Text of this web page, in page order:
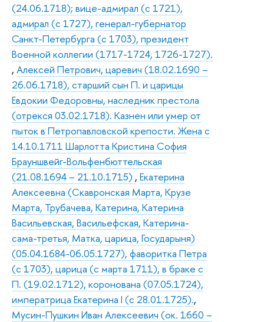
(24.06.1718); вице-адмирал (с 1721),
адмирал (с 1727), генерал-губернатор
Санкт-Петербурга (с 1703), президент
Военной коллегии (1717-1724, 1726-1727).
, Алексей Петрович, царевич (18.02.1690 –
26.06.1718), старший сын П. и царицы
Евдокии Федоровны, наследник престола
(отрекся 03.02.1718). Казнен или умер от
пыток в Петропавловской крепости. Жена с
14.10.1711 Шарлотта Кристина София
Брауншвейг-Вольфенбюттельская
(21.08.1694 – 21.10.1715) , Екатерина
Алексеевна (Скавронская Марта, Крузе
Марта, Трубачева, Катерина, Катерина
Васильевская, Васильефская, Катерина-
сама-третья, Матка, царица, Государыня)
(05.04.1684-06.05.1727), фаворитка Петра
(с 1703), царица (с марта 1711), в браке с
П. (19.02.1712), коронована (07.05.1724),
императрица Екатерина I (с 28.01.1725).,
Мусин-Пушкин Иван Алексеевич (ок. 1660 –